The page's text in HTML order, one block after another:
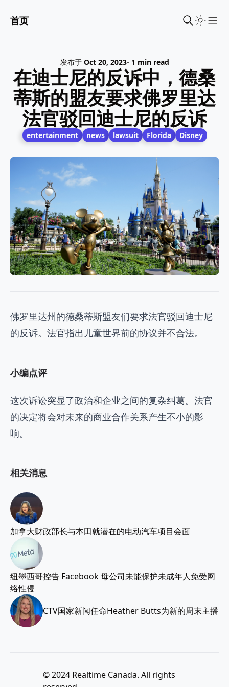
首页
发布于 Oct 20, 2023- 1 min read
在迪士尼的反诉中，德桑
蒂斯的盟友要求佛罗里达
法官驳回迪士尼的反诉
entertainment news lawsuit Florida Disney
佛罗里达州的德桑蒂斯盟友们要求法官驳回迪士尼
的反诉。法官指出儿童世界前的协议并不合法。
小编点评
这次诉讼突显了政治和企业之间的复杂纠葛。法官
的决定将会对未来的商业合作关系产生不小的影
响。
相关消息
加拿大财政部长与本田就潜在的电动汽车项目会面
纽墨西哥控告 Facebook 母公司未能保护未成年人免受网
络性侵
CTV国家新闻任命Heather Butts为新的周末主播
© 2024 Realtime Canada. All rights